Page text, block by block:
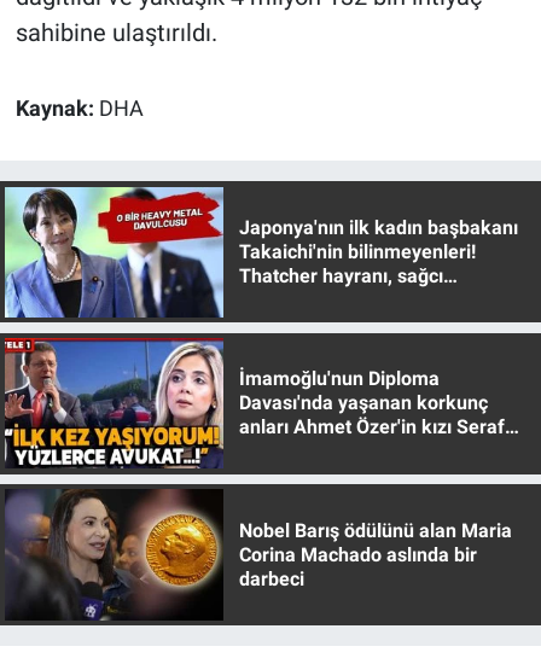
sahibine ulaştırıldı.
Kaynak: DHA
Japonya'nın ilk kadın başbakanı
Takaichi'nin bilinmeyenleri!
Thatcher hayranı, sağcı
İmamoğlu'nun Diploma
Davası'nda yaşanan korkunç
anları Ahmet Özer'in kızı Seraf
Nobel Barış ödülünü alan Maria
Corina Machado aslında bir
darbeci